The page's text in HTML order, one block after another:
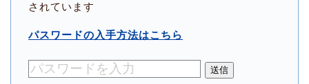
されています
パスワードの入手方法はこちら
送信